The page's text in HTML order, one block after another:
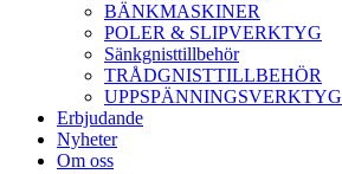
BÄNKMASKINER
POLER & SLIPVERKTYG
Sänkgnisttillbehör
TRÅDGNISTTILLBEHÖR
UPPSPÄNNINGSVERKTYG
Erbjudande
Nyheter
Om oss